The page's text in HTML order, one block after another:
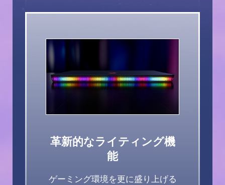
革新的なライティング機
能
ゲーミング環境を更に盛り上げる